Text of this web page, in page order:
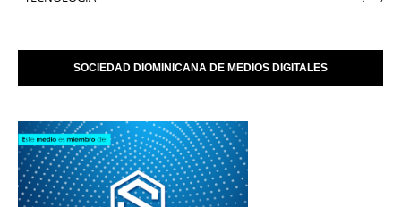
SOCIEDAD DIOMINICANA DE MEDIOS DIGITALES